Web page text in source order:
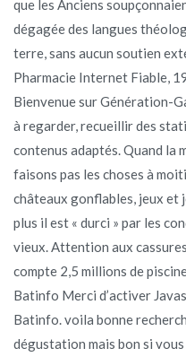
que les Anciens
dégagée des langues
terre, sans aucun soutien
Pharmacie Internet Fiable,
Bienvenue sur Génération-
à regarder, recueillir des
contenus adaptés. Quand la
faisons pas les choses à
châteaux gonflables, jeux et
plus il est « durci » par les
vieux. Attention aux
compte 2,5 millions de
Batinfo Merci d’activer
Batinfo. voila bonne
dégustation mais bon si